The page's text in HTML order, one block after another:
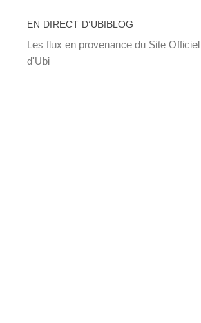
EN DIRECT D’UBIBLOG
Les flux en provenance du Site Officiel
d'Ubi